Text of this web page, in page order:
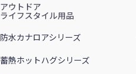
アウトドア
ライフスタイル用品
防水カナロアシリーズ
蓄熱ホットハグシリーズ